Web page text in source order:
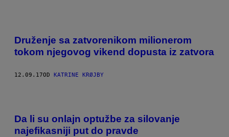
Druženje sa zatvorenikom milionerom
tokom njegovog vikend dopusta iz zatvora
12.09.17OD KATRINE KRØJBY
Da li su onlajn optužbe za silovanje
najefikasniji put do pravde